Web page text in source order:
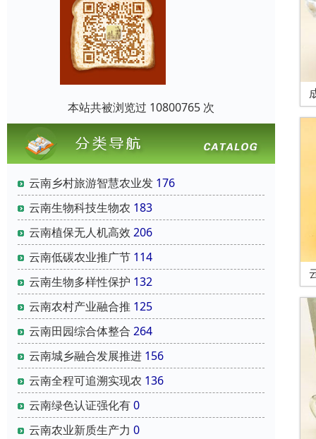
本站共被浏览过 10800765 次
云南乡村旅游智慧农业发 176
云南‌生物科技‌生物农 183
云南‌植保无人机‌高效 206
云南‌低碳农业‌推广节 114
云南‌生物多样性保护‌ 132
云南‌农村产业融合‌推 125
云南‌田园综合体‌整合 264
云南‌城乡融合发展推进 156
云南‌全程可追溯实现农 136
云南‌绿色认证‌强化有0
云南‌农业新质生产力‌ 0